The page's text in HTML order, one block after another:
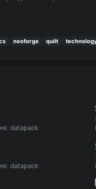
neoforge quilt
datapack
datapack